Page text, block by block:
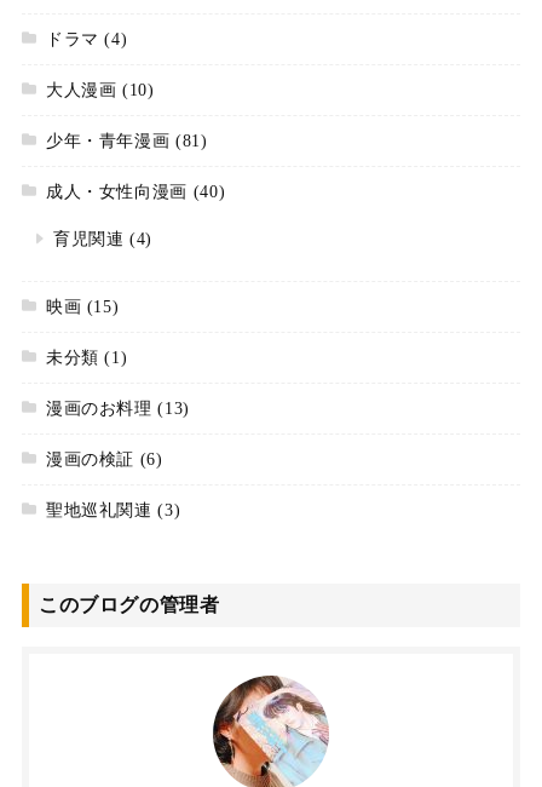
ドラマ (4)
大人漫画 (10)
少年・青年漫画 (81)
成人・女性向漫画 (40)
育児関連 (4)
映画 (15)
未分類 (1)
漫画のお料理 (13)
漫画の検証 (6)
聖地巡礼関連 (3)
このブログの管理者